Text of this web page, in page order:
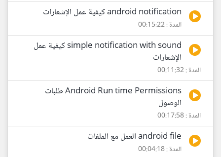
android notification كيفية عمل الإشعارات
المدة : 00:15:22
simple notification with sound كيفية عمل
الإشعارات
المدة : 00:11:32
Android Run time Permissions طلبات
الوصول
المدة : 00:17:58
android file العمل مع الملفات
المدة : 00:04:18